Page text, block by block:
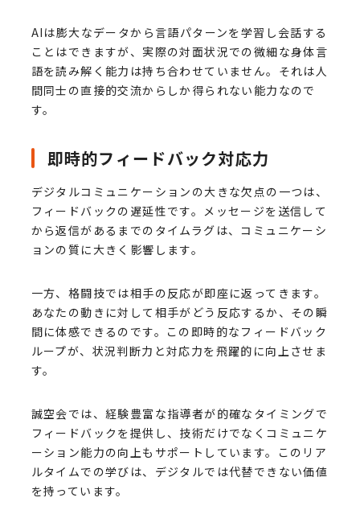
AIは膨大なデータから言語パターンを学習し会話する
ことはできますが、実際の対面状況での微細な身体言
語を読み解く能力は持ち合わせていません。それは人
間同士の直接的交流からしか得られない能力なので
す。
即時的フィードバック対応力
デジタルコミュニケーションの大きな欠点の一つは、
フィードバックの遅延性です。メッセージを送信して
から返信があるまでのタイムラグは、コミュニケーシ
ョンの質に大きく影響します。
一方、格闘技では相手の反応が即座に返ってきます。
あなたの動きに対して相手がどう反応するか、その瞬
間に体感できるのです。この即時的なフィードバック
ループが、状況判断力と対応力を飛躍的に向上させま
す。
誠空会では、経験豊富な指導者が的確なタイミングで
フィードバックを提供し、技術だけでなくコミュニケ
ーション能力の向上もサポートしています。このリア
ルタイムでの学びは、デジタルでは代替できない価値
を持っています。